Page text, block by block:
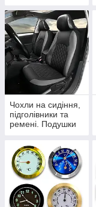
Чохли на сидіння,
підголівники та
ремені. Подушки